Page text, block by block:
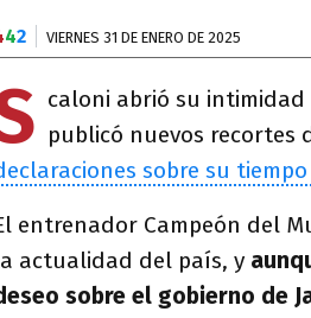
42 VIERNES 31 DE ENERO DE 2025
caloni abrió su intimidad
publicó nuevos recortes
sobre su
entrenador Campeón del
actualidad del país, y
sobre el gobierno de